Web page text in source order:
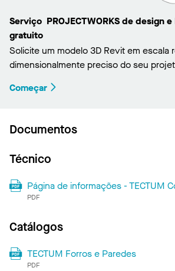
Serviço PROJECTWORKS de design
gratuito
Solicite um modelo 3D Revit em escala
dimensionalmente preciso do seu
Começar
Documentos
Técnico
Página de informações - TECTUM
PDF
Catálogos
TECTUM Forros e Paredes
PDF